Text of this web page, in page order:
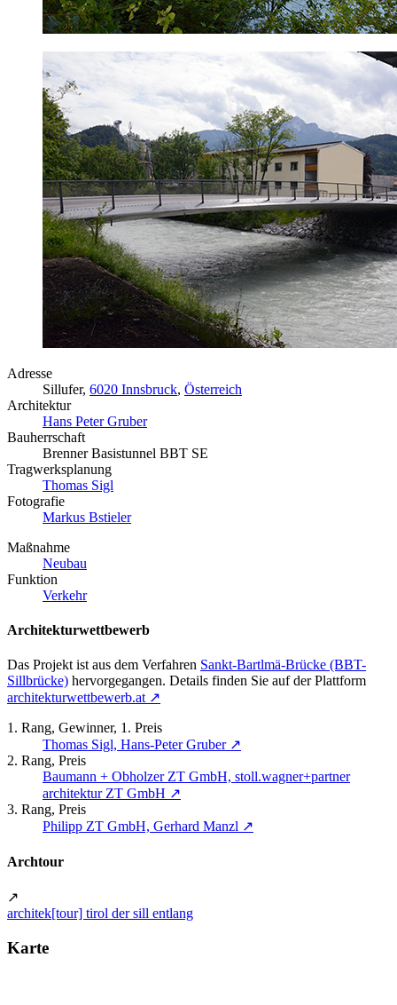
Adresse
Sillufer, 6020 Innsbruck, Österreich
Architektur
Hans Peter Gruber
Bauherrschaft
Brenner Basistunnel BBT SE
Tragwerksplanung
Thomas Sigl
Fotografie
Markus Bstieler
Maßnahme
Neubau
Funktion
Verkehr
Architekturwettbewerb
Das Projekt ist aus dem Verfahren Sankt-Bartlmä-Brücke (BBT-
Sillbrücke) hervorgegangen. Details finden Sie auf der Plattform
architekturwettbewerb.at ↗
1. Rang, Gewinner, 1. Preis
Thomas Sigl, Hans-Peter Gruber ↗
2. Rang, Preis
Baumann + Obholzer ZT GmbH, stoll.wagner+partner
architektur ZT GmbH ↗
3. Rang, Preis
Philipp ZT GmbH, Gerhard Manzl ↗
Archtour
↗
architek[tour] tirol der sill entlang
Karte